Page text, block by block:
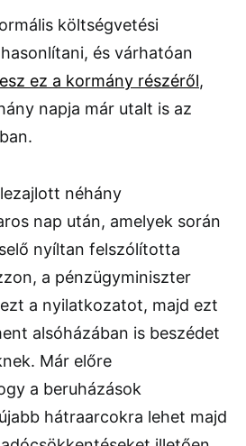
költségvetési
és várhatóan
ez a kormány részéről,
napja már utalt is az
néhány
nap után, amelyek során
nyíltan felszólította
a pénzügyminiszter
a nyilatkozatot, majd ezt
alsóházában is beszédet
Már előre
a beruházások
hátraarcokra lehet majd